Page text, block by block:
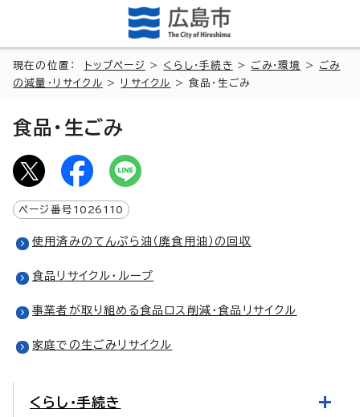
現在の位置： トップページ > くらし・手続き > ごみ・環境 > ごみ
の減量・リサイクル > リサイクル > 食品・生ごみ
食品・生ごみ
ページ番号 1026110
使用済みのてんぷら油（廃食用油）の回収
食品リサイクル・ループ
事業者が取り組める食品ロス削減・食品リサイクル
家庭での生ごみリサイクル
くらし・手続き